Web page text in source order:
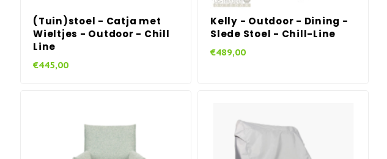
(Tuin)stoel - Catja met
Wieltjes - Outdoor - Chill
Line
€445,00
Kelly - Outdoor - Dining -
Slede Stoel - Chill-Line
€489,00